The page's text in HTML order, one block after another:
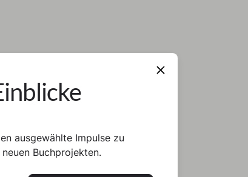
ausgewählte Impulse zu
Buchprojekten.